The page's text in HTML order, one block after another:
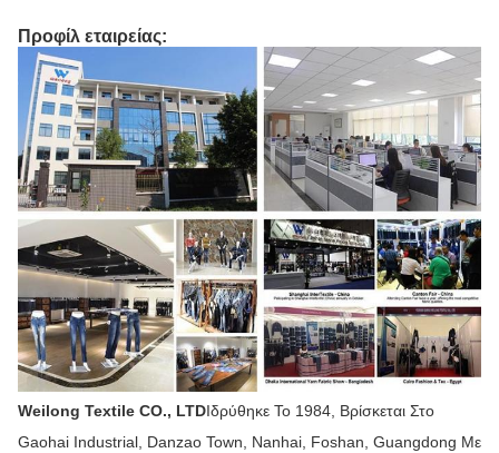
Προφίλ εταιρείας:
Weilong Textile CO., LTDΙδρύθηκε Το 1984, Βρίσκεται Στο
Gaohai Industrial, Danzao Town, Nanhai, Foshan, Guangdong Με